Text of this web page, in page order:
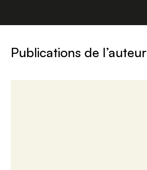
Publications de l’auteur